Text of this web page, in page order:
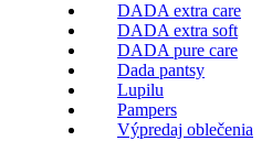
DADA extra care
DADA extra soft
DADA pure care
Dada pantsy
Lupilu
Pampers
Výpredaj oblečenia